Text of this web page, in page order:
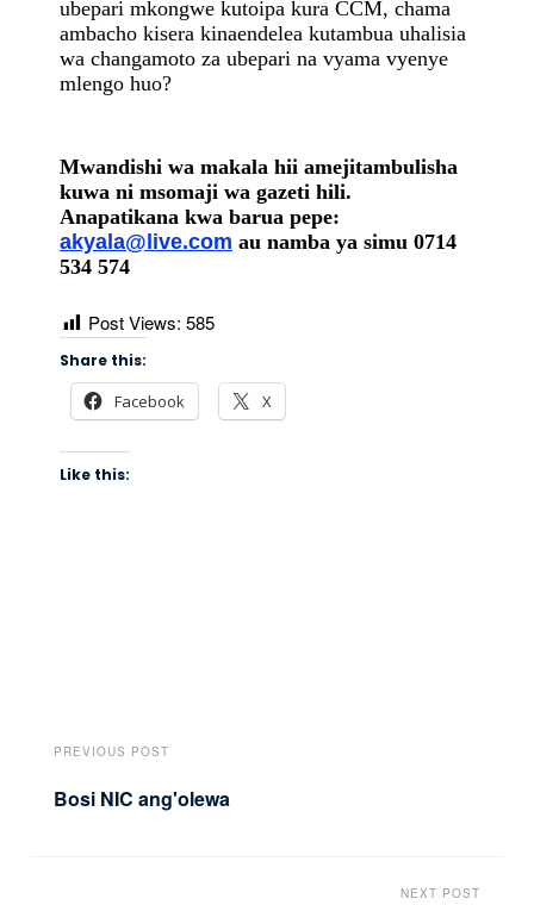
ubepari mkongwe kutoipa kura CCM, chama
ambacho kisera kinaendelea kutambua uhalisia
wa changamoto za ubepari na vyama vyenye
mlengo huo?
Mwandishi wa makala hii amejitambulisha
kuwa ni msomaji wa gazeti hili.
Anapatikana kwa barua pepe:
akyala@live.com au namba ya simu 0714
534 574
Post Views: 585
Share this:
Facebook X
Like this:
PREVIOUS POST
Bosi NIC ang'olewa
NEXT POST